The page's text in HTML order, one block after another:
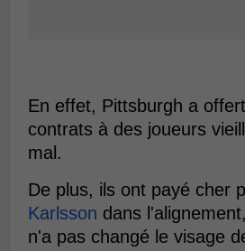
En effet, Pittsburgh a
contrats à des joueurs
mal.
De plus, ils ont payé cher
Karlsson dans
n'a pas changé le visage